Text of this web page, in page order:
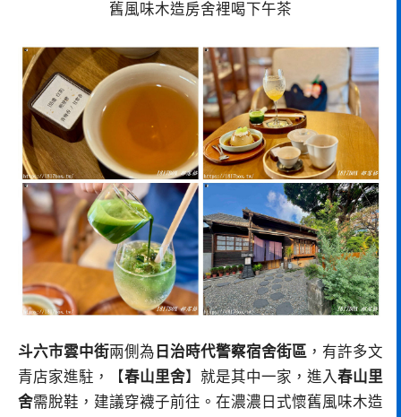
舊風味木造房舍裡喝下午茶
斗六市雲中街兩側為 日治時代警察宿舍街區 ，有許多文
青店家進駐，【春山里舍】就是其中一家，進入春山里
舍需脫鞋，建議穿襪子前往。在濃濃日式懷舊風味木造